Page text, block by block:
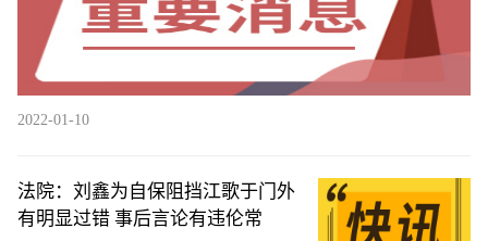
2022-01-10
法院：刘鑫为自保阻挡江歌于门外
有明显过错 事后言论有违伦常